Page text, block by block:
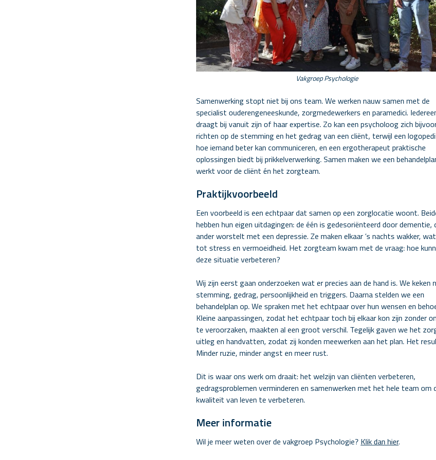
Vakgroep Psychologie
Samenwerking stopt niet bij ons team. We werken nauw samen met de
specialist ouderengeneeskunde, zorgmedewerkers en paramedici.
draagt bij vanuit zijn of haar expertise. Zo kan een psycholoog zich
richten op de stemming en het gedrag van een cliënt, terwijl een
hoe iemand beter kan communiceren, en een ergotherapeut praktische
oplossingen biedt bij prikkelverwerking. Samen maken we een
werkt voor de cliënt én het zorgteam.
Praktijkvoorbeeld
Een voorbeeld is een echtpaar dat samen op een zorglocatie woont.
hebben hun eigen uitdagingen: de één is gedesoriënteerd door dementie,
ander worstelt met een depressie. Ze maken elkaar ’s nachts wakker,
tot stress en vermoeidheid. Het zorgteam kwam met de vraag: hoe
deze situatie verbeteren?
Wij zijn eerst gaan onderzoeken wat er precies aan de hand is. We keken
stemming, gedrag, persoonlijkheid en triggers. Daarna stelden we een
behandelplan op. We spraken met het echtpaar over hun wensen en
Kleine aanpassingen, zodat het echtpaar toch bij elkaar kon zijn zonder
te veroorzaken, maakten al een groot verschil. Tegelijk gaven we het
uitleg en handvatten, zodat zij konden meewerken aan het plan. Het
Minder ruzie, minder angst en meer rust.
Dit is waar ons werk om draait: het welzijn van cliënten verbeteren,
gedragsproblemen verminderen en samenwerken met het hele team om
kwaliteit van leven te verbeteren.
Meer informatie
Wil je meer weten over de vakgroep Psychologie? Klik dan hier.